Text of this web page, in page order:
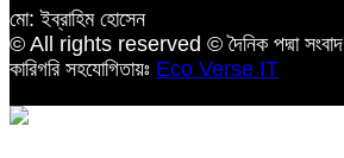
মো: ইব্রাহিম হোসেন
© All rights reserved © দৈনিক পদ্মা সংবাদ
কারিগরি সহযোগিতায়ঃ Eco Verse IT